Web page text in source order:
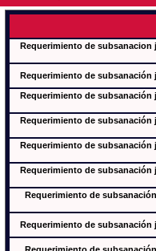
Requerimiento de
Requerimiento de subsanación
Requerimiento de
Requerimiento de
Requerimiento de
Requerimiento de
Requerimiento de
Requerimiento de subsanación